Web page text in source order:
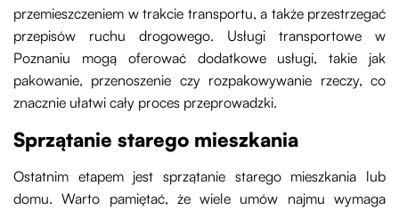
przemieszczeniem w trakcie transportu, a także przestrzegać
przepisów ruchu drogowego. Usługi transportowe w
Poznaniu mogą oferować dodatkowe usługi, takie jak
pakowanie, przenoszenie czy rozpakowywanie rzeczy, co
znacznie ułatwi cały proces przeprowadzki.
Sprzątanie starego mieszkania
Ostatnim etapem jest sprzątanie starego mieszkania lub
domu. Warto pamiętać, że wiele umów najmu wymaga